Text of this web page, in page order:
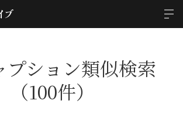
ション類似検索
（100件）